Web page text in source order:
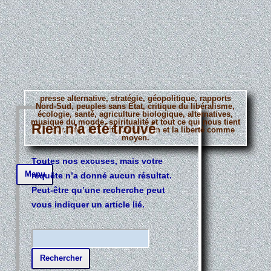
presse alternative, stratégie, géopolitique, rapports
Nord-Sud, peuples sans État, critique du libéralisme,
écologie, santé, agriculture biologique, alternatives,
musique du monde, spiritualité et tout ce qui nous tient
à coeur. Bref, la vérité comme fin et la liberté comme
moyen.
Menu
Aller
au
contenu
principal
Rien n’a été trouvé
Toutes nos excuses, mais votre
requête n’a donné aucun résultat.
Peut-être qu’une recherche peut
vous indiquer un article lié.
e